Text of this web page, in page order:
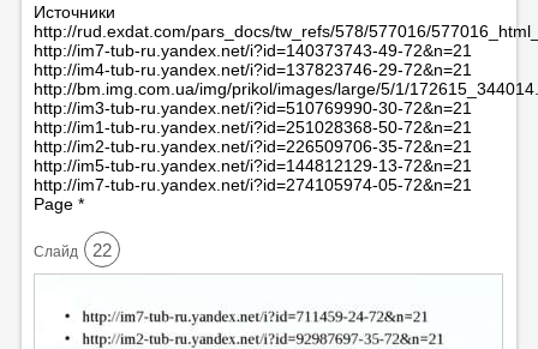
Источники
http://rud.exdat.com/pars_docs/tw_refs/578/577016/
http://im7-tub-ru.yandex.net/i?id=140373743-49-72&n=21
http://im4-tub-ru.yandex.net/i?id=137823746-29-72&n=21
http://bm.img.com.ua/img/prikol/images/large/5/1/
http://im3-tub-ru.yandex.net/i?id=510769990-30-72&n=21
http://im1-tub-ru.yandex.net/i?id=251028368-50-72&n=21
http://im2-tub-ru.yandex.net/i?id=226509706-35-72&n=21
http://im5-tub-ru.yandex.net/i?id=144812129-13-72&n=21
http://im7-tub-ru.yandex.net/i?id=274105974-05-72&n=21
Page *
Cлайд 22